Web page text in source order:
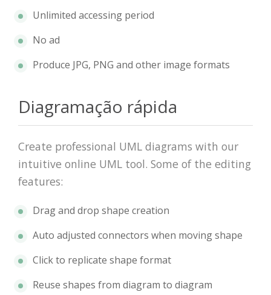
Unlimited accessing period
No ad
Produce JPG, PNG and other image formats
Diagramação rápida
Create professional UML diagrams with our
intuitive online UML tool. Some of the editing
features:
Drag and drop shape creation
Auto adjusted connectors when moving shape
Click to replicate shape format
Reuse shapes from diagram to diagram